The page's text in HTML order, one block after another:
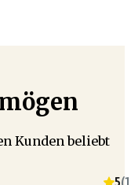
Kunden beliebt
5(